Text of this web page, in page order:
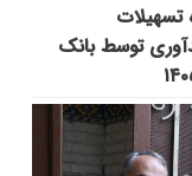
و ۸۸۷ فقره تسهیلات
توسط بانک